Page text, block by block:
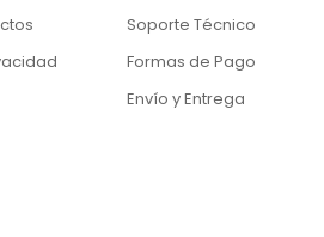
Soporte Técnico
Formas de Pago
Envío y Entrega